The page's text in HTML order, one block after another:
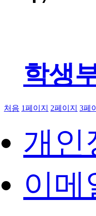
학생
처음 1페이지 2페이지 3페
개인
이메